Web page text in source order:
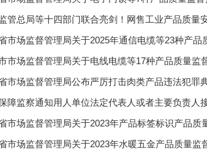
管总局等十四部门联合亮剑！网售工业产品质量
市场监督管理局关于2025年通信电缆等23种产品
市场监督管理局关于电线电缆等17种产品质量监
市场监督管理局公布严厉打击肉类产品违法犯罪
障监察通知用人单位法定代表人或者主要负责人
市场监督管理局关于2023年产品标签标识产品质
市场监督管理局关于2023年水暖五金产品质量监